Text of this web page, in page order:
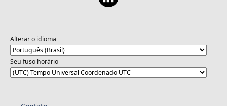
Alterar o idioma
Seu fuso horário